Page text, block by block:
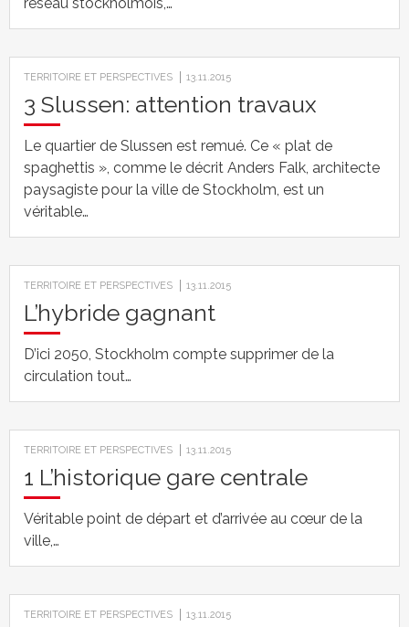
TERRITOIRE ET PERSPECTIVES 13.11.2015
3 Slussen: attention travaux
Le quartier de Slussen est remué. Ce « plat de
spaghettis », comme le décrit Anders Falk, architecte
paysagiste pour la ville de Stockholm, est un
véritable…
TERRITOIRE ET PERSPECTIVES 13.11.2015
L’hybride gagnant
D’ici 2050, Stockholm compte supprimer de la
circulation tout…
TERRITOIRE ET PERSPECTIVES 13.11.2015
1 L’historique gare centrale
Véritable point de départ et d’arrivée au cœur de la
ville,…
TERRITOIRE ET PERSPECTIVES 13.11.2015